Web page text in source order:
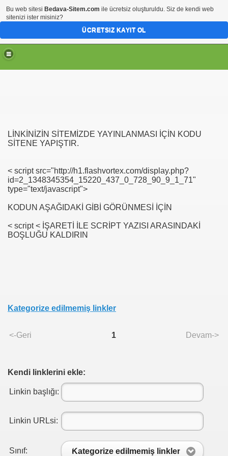
LİNKİNİZİN SİTEMİZDE YAYINLANMASI İÇİN KODU
SİTENE YAPIŞTIR.
< script src="http://h1.flashvortex.com/display.php?
id=2_1348345354_15220_437_0_728_90_9_1_71"
type="text/javascript">
KODUN AŞAĞIDAKİ GİBİ GÖRÜNMESİ İÇİN
< script < İŞARETİ İLE SCRİPT YAZISI ARASINDAKİ
BOŞLUĞU KALDIRIN
Kategorize edilmemiş linkler
<-Geri 1 Devam->
Kendi linklerini ekle:
Linkin başlığı:
Linkin URLsi:
Sınıf: Kategorize edilmemiş linkler
Bu web sitesi Bedava-Sitem.com ile ücretsiz oluşturuldu. Siz de kendi web
sitenizi ister misiniz?
ÜCRETSIZ KAYIT OL